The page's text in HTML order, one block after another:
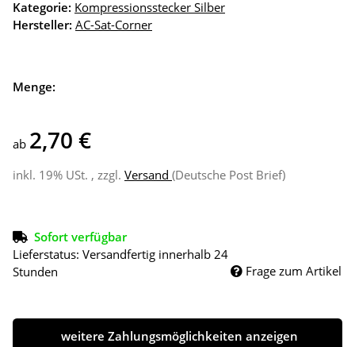
Kategorie: Kompressionsstecker Silber
Hersteller: AC-Sat-Corner
Menge:
ab 2,70 €
inkl. 19% USt. , zzgl. Versand (Deutsche Post Brief)
Sofort verfügbar
Lieferstatus: Versandfertig innerhalb 24
Stunden
Frage zum Artikel
weitere Zahlungsmöglichkeiten anzeigen